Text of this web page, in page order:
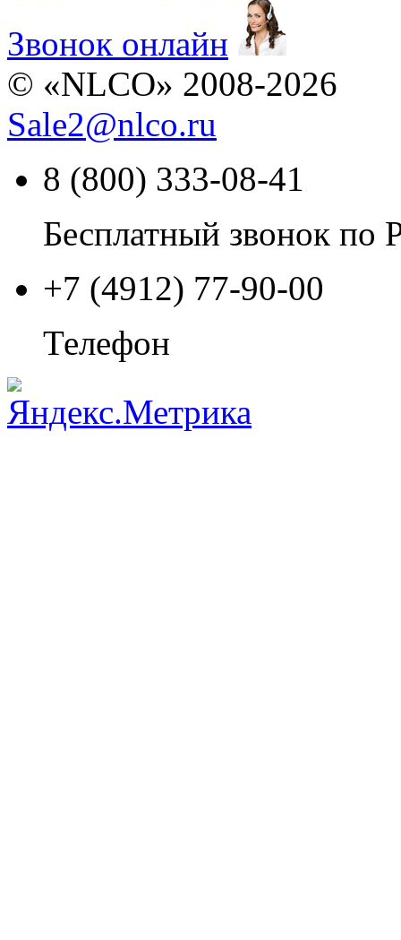
Звонок онлайн
© «NLCO» 2008-2026
Sale2@nlco.ru
8 (800) 333-08-41
Бесплатный звонок по
+7 (4912) 77-90-00
Телефон